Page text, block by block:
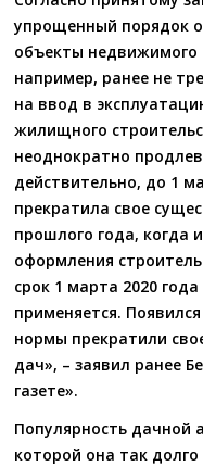
упрощенный порядок
объекты
например, ранее не
на ввод в
жилищного
неоднократно
действительно, до 1
прекратила свое
прошлого года, когда
оформления
срок 1 марта 2020
применяется.
нормы прекратили
дач», – заявил ранее
газете».
Популярность дачной
которой она так